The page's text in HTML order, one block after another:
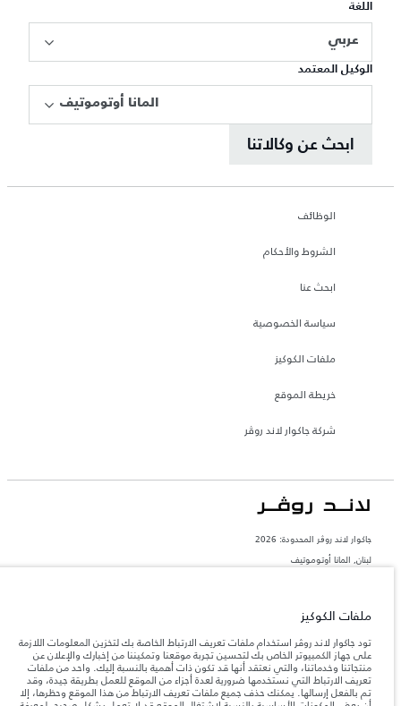
اللغة
عربي
الوكيل المعتمد
المانا أوتوموتيف
ابحث عن وكالاتنا
الوظائف
الشروط والأحكام
ابحث عنا
سياسة الخصوصية
ملفات الكوكيز
خريطة الموقع
شركة جاكوار لاند روڤر
جاكوار لاند روڨر المحدودة: 2026
لبنان, المانا أوتوموتيف
والحمولة.
المعلومات والمواصفات والأسعار والألوان المذكورة على هذا الموقع قد تختلف من بلد إلى
آخر، كما أنّها قد تتغير بدون إشعار مسبق. الرجاء التواصل مع وكيلنا المحلي للتأكد من توفّرها
والتحقق من الأسعار.
ملاحظة مهمة حول الصور والمواصفات. إن النقص العالمي في أشباه الموصلات يؤثر حاليًا
ملفات الكوكيز
تود جاكوار لاند روڤر استخدام ملفات تعريف الارتباط الخاصة بك لتخزين المعلومات اللازمة
على جهاز الكمبيوتر الخاص بك لتحسين تجربة موقعنا وتمكيننا من إخبارك والإعلان عن
منتجاتنا وخدماتنا، والتي نعتقد أنها قد تكون ذات أهمية بالنسبة إليك. واحد من ملفات
تعريف الارتباط التي نستخدمها ضرورية لعدة أجزاء من الموقع للعمل بطريقة جيدة، وقد
تم بالفعل إرسالها. يمكنك حذف جميع ملفات تعريف الارتباط من هذا الموقع وحظرها، إلا